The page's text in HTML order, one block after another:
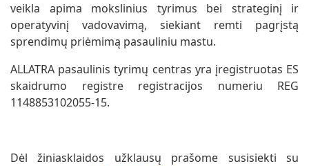
veikla apima mokslinius tyrimus bei strateginį ir
operatyvinį vadovavimą, siekiant remti pagrįstą
sprendimų priėmimą pasauliniu mastu.
ALLATRA pasaulinis tyrimų centras yra įregistruotas ES
skaidrumo registre registracijos numeriu REG
1148853102055-15.
Dėl žiniasklaidos užklausų prašome susisiekti su